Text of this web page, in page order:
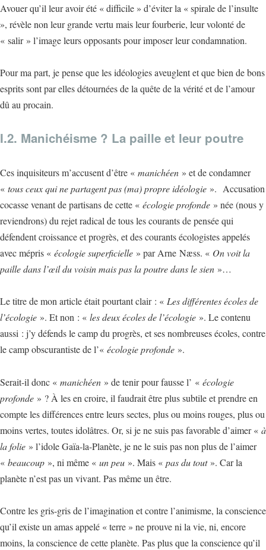
Avouer qu’il leur avoir été « difficile » d’éviter la « spirale de l’insulte
», révèle non leur grande vertu mais leur fourberie, leur volonté de
« salir » l’image leurs opposants pour imposer leur condamnation.
Pour ma part, je pense que les idéologies aveuglent et que bien de bons
esprits sont par elles détournées de la quête de la vérité et de l’amour
dû au procain.
I.2. Manichéisme ? La paille et leur poutre
Ces inquisiteurs m’accusent d’être « manichéen » et de condamner
« tous ceux qui ne partagent pas (ma) propre idéologie ». Accusation
cocasse venant de partisans de cette « écologie profonde » née (nous y
reviendrons) du rejet radical de tous les courants de pensée qui
défendent croissance et progrès, et des courants écologistes appelés
avec mépris « écologie superficielle » par Arne Næss. « On voit la
paille dans l’œil du voisin mais pas la poutre dans le sien »…
Le titre de mon article était pourtant clair : « Les différentes écoles de
l’écologie ». Et non : « les deux écoles de l’écologie ». Le contenu
aussi : j’y défends le camp du progrès, et ses nombreuses écoles, contre
le camp obscurantiste de l’« écologie profonde ».
Serait-il donc « manichéen » de tenir pour fausse l’ « écologie
profonde » ? À les en croire, il faudrait être plus subtile et prendre en
compte les différences entre leurs sectes, plus ou moins rouges, plus ou
moins vertes, toutes idolâtres. Or, si je ne suis pas favorable d’aimer « à
la folie » l’idole Gaïa-la-Planète, je ne le suis pas non plus de l’aimer
« beaucoup », ni même « un peu ». Mais « pas du tout». Car la
planète n’est pas un vivant. Pas même un être.
Contre les gris-gris de l’imagination et contre l’animisme, la conscience
qu’il existe un amas appelé « terre » ne prouve ni la vie, ni, encore
moins, la conscience de cette planète. Pas plus que la conscience qu’il